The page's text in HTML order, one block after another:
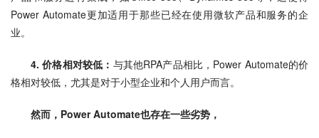
Power Automate更加适用于那些已经在使用微软产品和服务的企
业。
4. 价格相对较低： 与其他RPA产品相比，Power Automate的价
格相对较低，尤其是对于小型企业和个人用户而言。
然而， Power Automate也存在一些劣势，